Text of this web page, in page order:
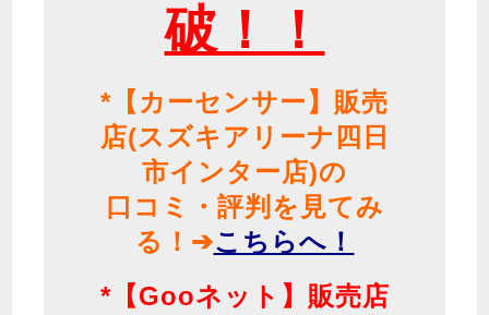
破！！
*【カーセンサー】販売
店(スズキアリーナ四日
市インター店)の
口コミ・評判を見てみ
る！➔こちらへ！
*【Gooネット】販売店